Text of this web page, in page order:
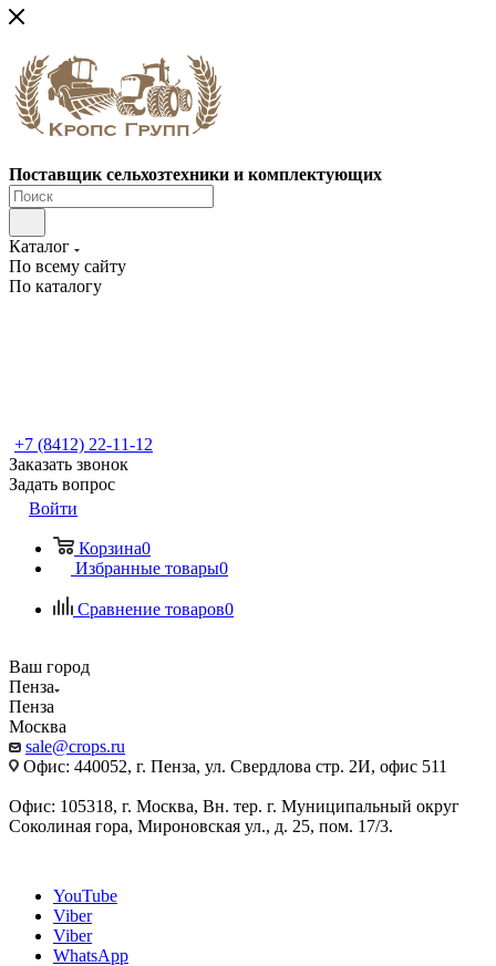
Поставщик сельхозтехники и комплектующих
Каталог
По всему сайту
По каталогу
+7 (8412) 22-11-12
Заказать звонок
Задать вопрос
Войти
Корзина0
Избранные товары0
Сравнение товаров0
Ваш город
Пенза
Пенза
Москва
sale@crops.ru
Офис: 440052, г. Пенза, ул. Свердлова стр. 2И, офис 511
Офис: 105318, г. Москва, Вн. тер. г. Муниципальный округ
Соколиная гора, Мироновская ул., д. 25, пом. 17/3.
YouTube
Viber
Viber
WhatsApp